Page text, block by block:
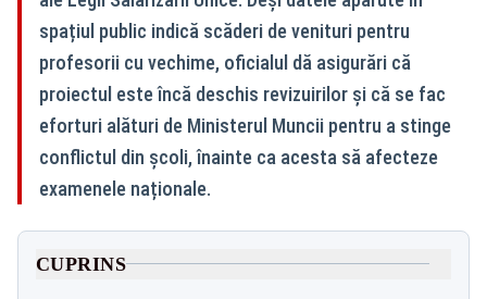
spațiul public indică scăderi de venituri pentru
profesorii cu vechime, oficialul dă asigurări că
proiectul este încă deschis revizuirilor și că se fac
eforturi alături de Ministerul Muncii pentru a stinge
conflictul din școli, înainte ca acesta să afecteze
examenele naționale.
CUPRINS